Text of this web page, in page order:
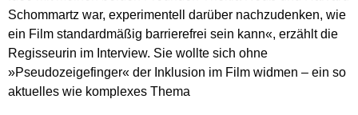
Schommartz war, experimentell darüber nachzudenken, wie
ein Film standardmäßig barrierefrei sein kann«, erzählt die
Regisseurin im Interview. Sie wollte sich ohne
»Pseudozeigefinger« der Inklusion im Film widmen – ein so
aktuelles wie komplexes Thema